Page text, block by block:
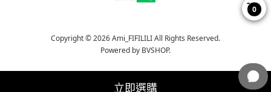
立即選購
Copyright © 2026 Ami_FIFILILI All Rights Reserved.
Powered by BVSHOP.
0